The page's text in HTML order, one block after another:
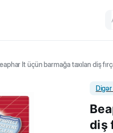
İt üçün barmağa taxılan diş
Digər
diş